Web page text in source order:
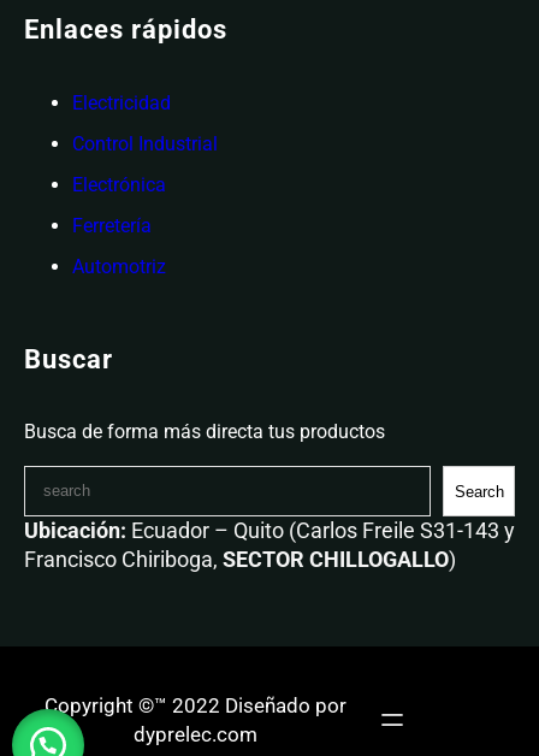
Enlaces rápidos
Electricidad
Control Industrial
Electrónica
Ferretería
Automotriz
Buscar
Busca de forma más directa tus productos
Search
Ubicación: Ecuador – Quito (Carlos Freile S31-143 y
Francisco Chiriboga, SECTOR CHILLOGALLO)
Copyright ©™ 2022 Diseñado por
dyprelec.com